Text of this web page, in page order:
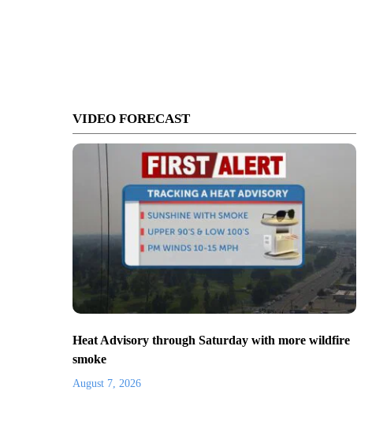
VIDEO FORECAST
Heat Advisory through Saturday with more wildfire
smoke
August 7, 2026